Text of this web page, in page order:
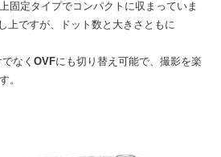
固定タイプでコンパクトに収まっていま
上ですが、ドット数と大きさともに
なく OVFにも切り替え可能で、撮影を楽
。